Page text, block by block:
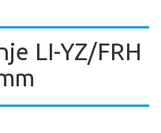
LI-YZ/FRH